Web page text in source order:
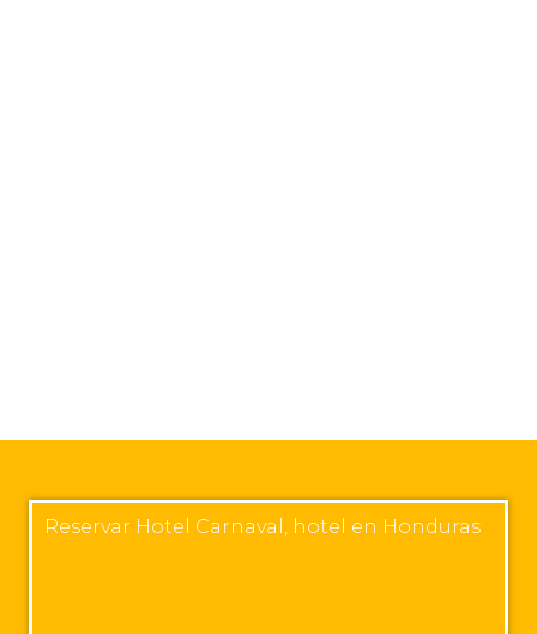
Reservar Hotel Carnaval, hotel en Honduras